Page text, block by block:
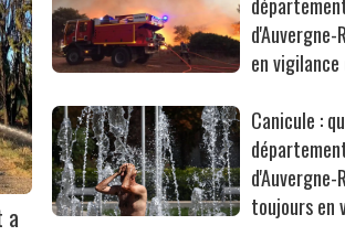
a
d'Auvergne-
en
Canicule :
d'Auvergne-
toujours en